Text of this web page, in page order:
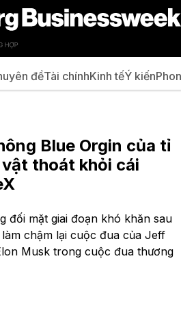
đềTài chínhKinh tếÝ kiến
Blue Orgin của tỉ
thoát khỏi cái
đối mặt giai đoạn khó khăn sau
chậm lại cuộc đua của Jeff
Musk trong cuộc đua thương